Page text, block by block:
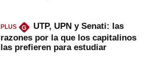
PLUS G
UTP, UPN y Senati: las
razones por la que los capitalinos
las prefieren para estudiar